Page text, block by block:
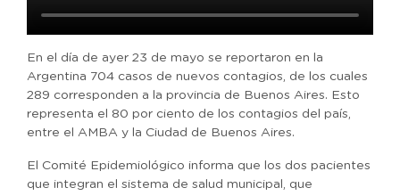
En el día de ayer 23 de mayo se reportaron en la
Argentina 704 casos de nuevos contagios, de los cuales
289 corresponden a la provincia de Buenos Aires. Esto
representa el 80 por ciento de los contagios del país,
entre el AMBA y la Ciudad de Buenos Aires.
El Comité Epidemiológico informa que los dos pacientes
que integran el sistema de salud municipal, que